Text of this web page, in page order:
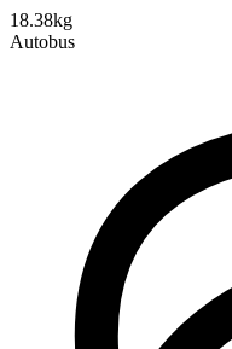
18.38kg
Autobus